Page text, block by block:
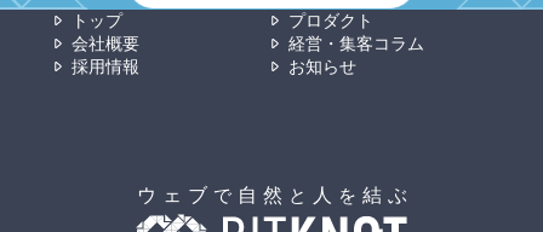
トップ
プロダクト
会社概要
経営・集客コラム
採用情報
お知らせ